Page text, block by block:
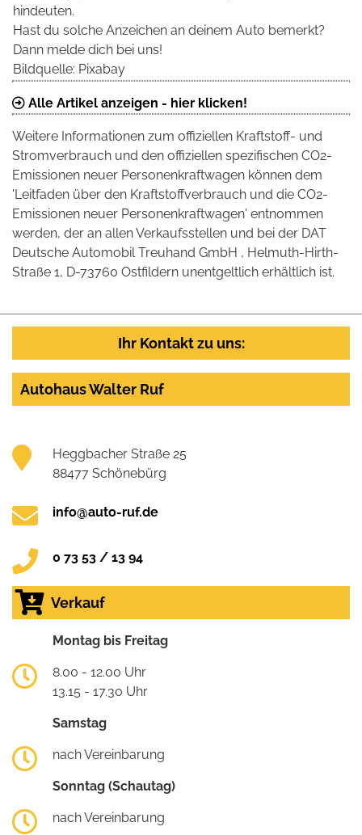
hindeuten.
Hast du solche Anzeichen an deinem Auto bemerkt?
Dann melde dich bei uns!
Bildquelle: Pixabay
Alle Artikel anzeigen - hier klicken!
Weitere Informationen zum offiziellen Kraftstoff- und
Stromverbrauch und den offiziellen spezifischen CO2-
Emissionen neuer Personenkraftwagen können dem
'Leitfaden über den Kraftstoffverbrauch und die CO2-
Emissionen neuer Personenkraftwagen' entnommen
werden, der an allen Verkaufsstellen und bei der DAT
Deutsche Automobil Treuhand GmbH , Helmuth-Hirth-
Straße 1, D-73760 Ostfildern unentgeltlich erhältlich ist.
Ihr Kontakt zu uns:
Autohaus Walter Ruf
Heggbacher Straße 25
88477 Schönebürg
info@auto-ruf.de
0 73 53 / 13 94
Verkauf
Montag bis Freitag
8.00 - 12.00 Uhr
13.15 - 17.30 Uhr
Samstag
nach Vereinbarung
Sonntag (Schautag)
nach Vereinbarung